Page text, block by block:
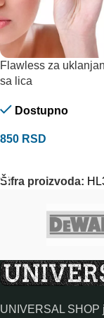
Flawless za
sa lica
Dostupno
850 RSD
Šifra proizvoda:
UNIVERSAL SHOP